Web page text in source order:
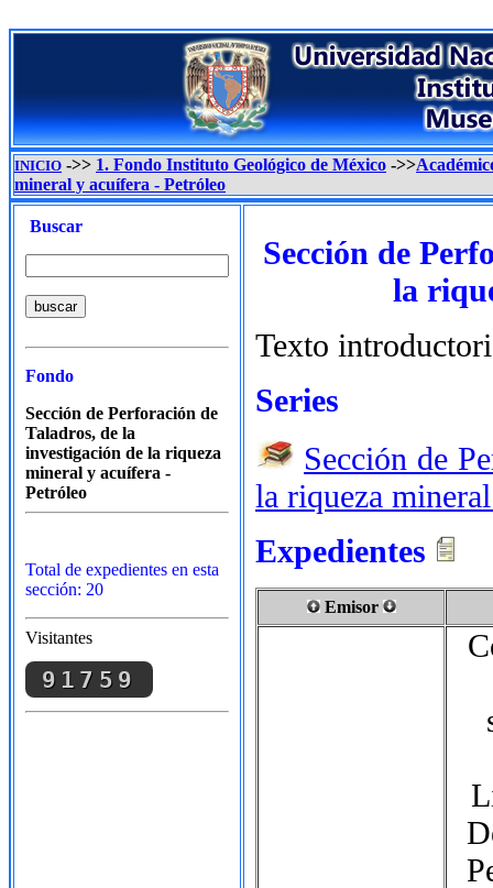
INICIO ->> 1. Fondo Instituto Geológico de México ->>
mineral y acuífera - Petróleo
Buscar
Fondo
Sección de Perforación de
Taladros, de la
investigación de la riqueza
mineral y acuífera -
Petróleo
Total de expedientes en esta
sección: 20
Visitantes
91759
Sección de
la
Texto
Series
Sección de
la riqueza
Expedientes
Emisor